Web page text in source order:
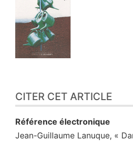
CITER CET ARTICLE
Référence électronique
Jean-Guillaume Lanuque, «